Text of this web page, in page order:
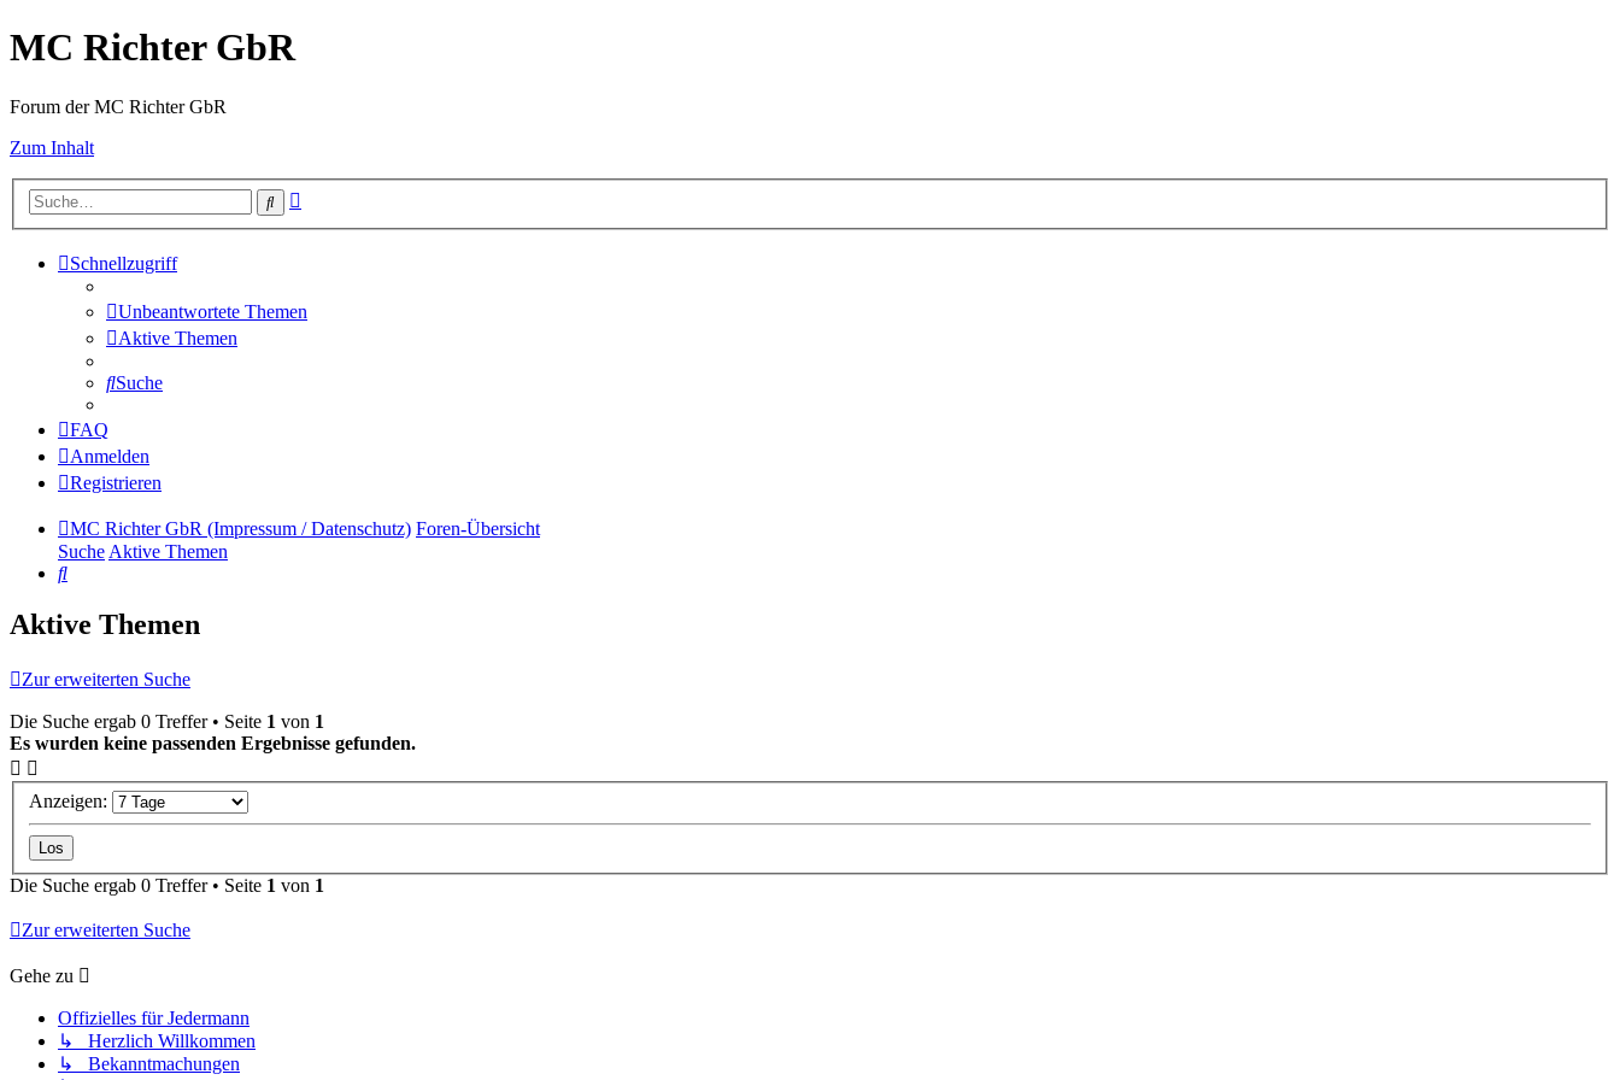
MC Richter GbR
Forum der MC Richter GbR
Zum Inhalt
Suche
Schnellzugriff
Unbeantwortete Themen
Aktive Themen
Suche
FAQ
Anmelden
Registrieren
MC Richter GbR (Impressum / Datenschutz) Foren-Übersicht
SucheAktive Themen
Suche
Aktive Themen
Zur erweiterten Suche
Die Suche ergab 0 Treffer • Seite 1 von 1
Es wurden keine passenden Ergebnisse gefunden.
Anzeigen:
Die Suche ergab 0 Treffer • Seite 1 von 1
Zur erweiterten Suche
Gehe zu
Offizielles für Jedermann
↳ Herzlich Willkommen
↳ Bekanntmachungen